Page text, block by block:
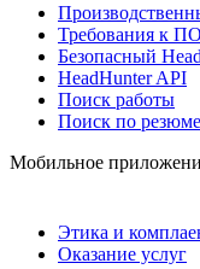
Требования к ПО
Безопасный
HeadHunter API
Поиск работы
Поиск по резюме
Мобильное
Этика и
Оказание услуг